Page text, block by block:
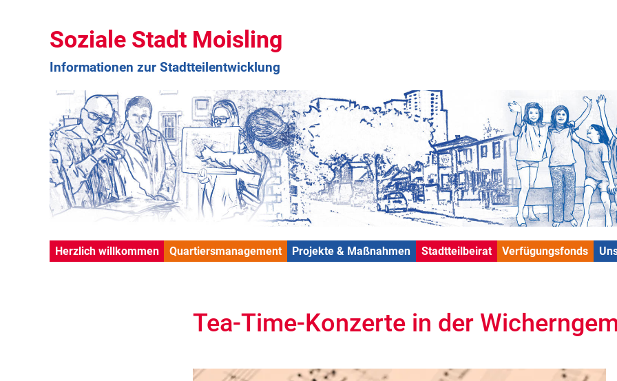
Soziale Stadt Moisling
Informationen zur Stadtteilentwicklung
Herzlich willkommen Quartiersmanagement Projekte & Maßnahmen Stadtteilbeirat Verfügungsfonds
Tea-Time-Konzerte in der